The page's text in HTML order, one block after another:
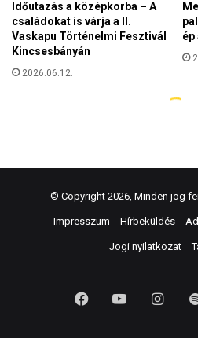
© Copyright 2026, Minden jog
Impresszum Hírbeküldés
Jogi nyilatkozat
FacebookYouTube